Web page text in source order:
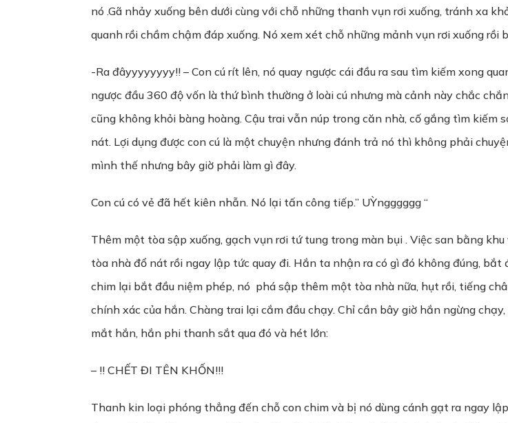
nó .Gã nhảy xuống bên dưới cùng với chỗ những thanh vụn rơi xuống, tránh xa
quanh rồi chầm chậm đáp xuống. Nó xem xét chỗ những mảnh vụn rơi xuống rồi
-Ra đâyyyyyyyy!! – Con cú rít lên, nó quay ngược cái đầu ra sau tìm kiếm xong
ngược đầu 360 độ vốn là thứ bình thường ở loài cú nhưng mà cảnh này chắc
cũng không khỏi bàng hoàng. Cậu trai vẫn núp trong căn nhà, cố gắng tìm
nát. Lợi dụng được con cú là một chuyện nhưng đánh trả nó thì không phải
mình thế nhưng bây giờ phải làm gì đây.
Con cú có vẻ đã hết kiên nhẫn. Nó lại tấn công tiếp.” UỲngggggg “
Thêm một tòa sập xuống, gạch vụn rơi tứ tung trong màn bụi . Việc san bằng
tòa nhà đổ nát rồi ngay lập tức quay đi. Hắn ta nhận ra có gì đó không đúng,
chim lại bắt đầu niệm phép, nó phá sập thêm một tòa nhà nữa, hụt rồi, tiếng
chính xác của hắn. Chàng trai lại cắm đầu chạy. Chỉ cần bây giờ hắn ngừng
mắt hắn, hắn phi thanh sắt qua đó và hét lớn:
– !! CHẾT ĐI TÊN KHỐN!!!
Thanh kin loại phóng thẳng đến chỗ con chim và bị nó dùng cánh gạt ra ngay